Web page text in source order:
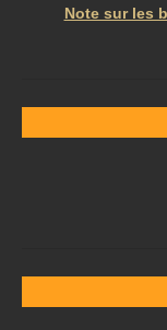
Note sur les